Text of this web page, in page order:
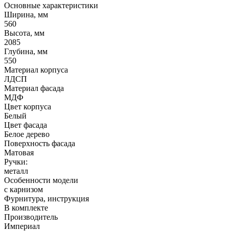
Основные характеристики
Ширина, мм
560
Высота, мм
2085
Глубина, мм
550
Материал корпуса
ЛДСП
Материал фасада
МДФ
Цвет корпуса
Белый
Цвет фасада
Белое дерево
Поверхность фасада
Матовая
Ручки:
металл
Особенности модели
с карнизом
Фурнитура, инструкция
В комплекте
Производитель
Империал